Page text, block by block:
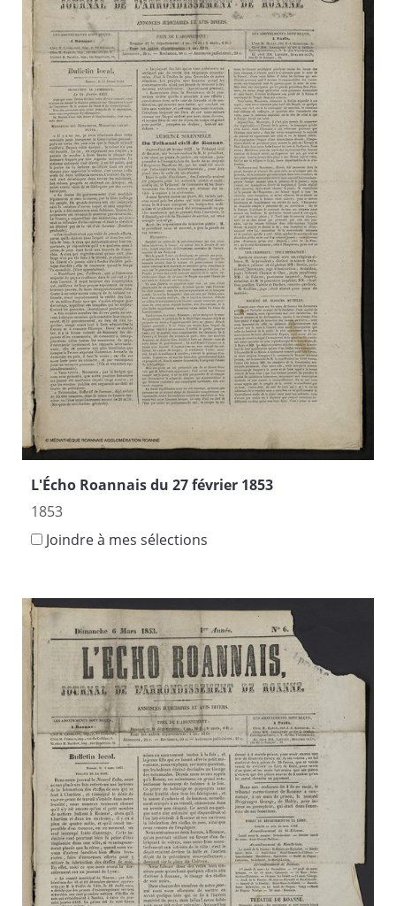
L'Écho Roannais du 27 février 1853
1853
Joindre à mes sélections